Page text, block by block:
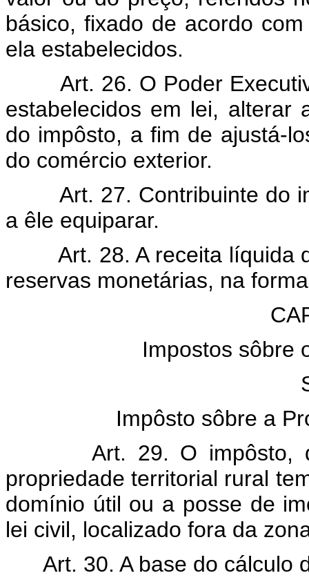
básico, fixado de acordo
ela estabelecidos.
Art. 26. O Poder
estabelecidos em lei, alterar
do impôsto, a fim de ajustá-
do comércio exterior.
Art. 27. Contribuinte do
a êle equiparar.
Art. 28. A receita líquida
reservas monetárias, na
Impostos sôbre
Impôsto sôbre a
Art. 29. O impôsto,
propriedade territorial rural
domínio útil ou a posse de
lei civil, localizado fora da
Art. 30. A base do cálculo